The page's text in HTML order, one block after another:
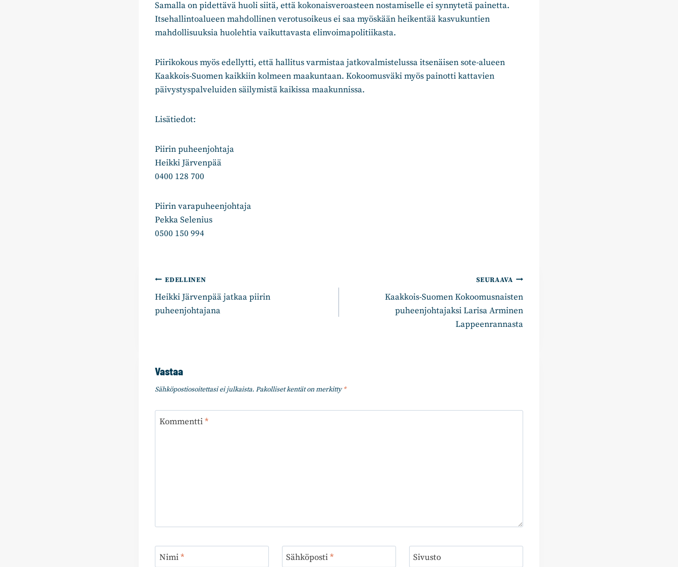
Samalla on pidettävä huoli siitä, että kokonaisveroasteen nostamiselle ei synnytetä painetta.
Itsehallintoalueen mahdollinen verotusoikeus ei saa myöskään heikentää kasvukuntien
mahdollisuuksia huolehtia vaikuttavasta elinvoimapolitiikasta.
Piirikokous myös edellytti, että hallitus varmistaa jatkovalmistelussa itsenäisen sote-alueen
Kaakkois-Suomen kaikkiin kolmeen maakuntaan. Kokoomusväki myös painotti kattavien
päivystyspalveluiden säilymistä kaikissa maakunnissa.
Lisätiedot:
Piirin puheenjohtaja
Heikki Järvenpää
0400 128 700
Piirin varapuheenjohtaja
Pekka Selenius
0500 150 994
Artikkelien
selaus
EDELLINEN
Heikki Järvenpää jatkaa piirin
puheenjohtajana
SEURAAVA
Kaakkois-Suomen Kokoomusnaisten
puheenjohtajaksi Larisa Arminen
Lappeenrannasta
Vastaa
Sähköpostiosoitettasi ei julkaista. Pakolliset kentät on merkitty*
Kommentti*
Nimi* Sähköposti* Sivusto